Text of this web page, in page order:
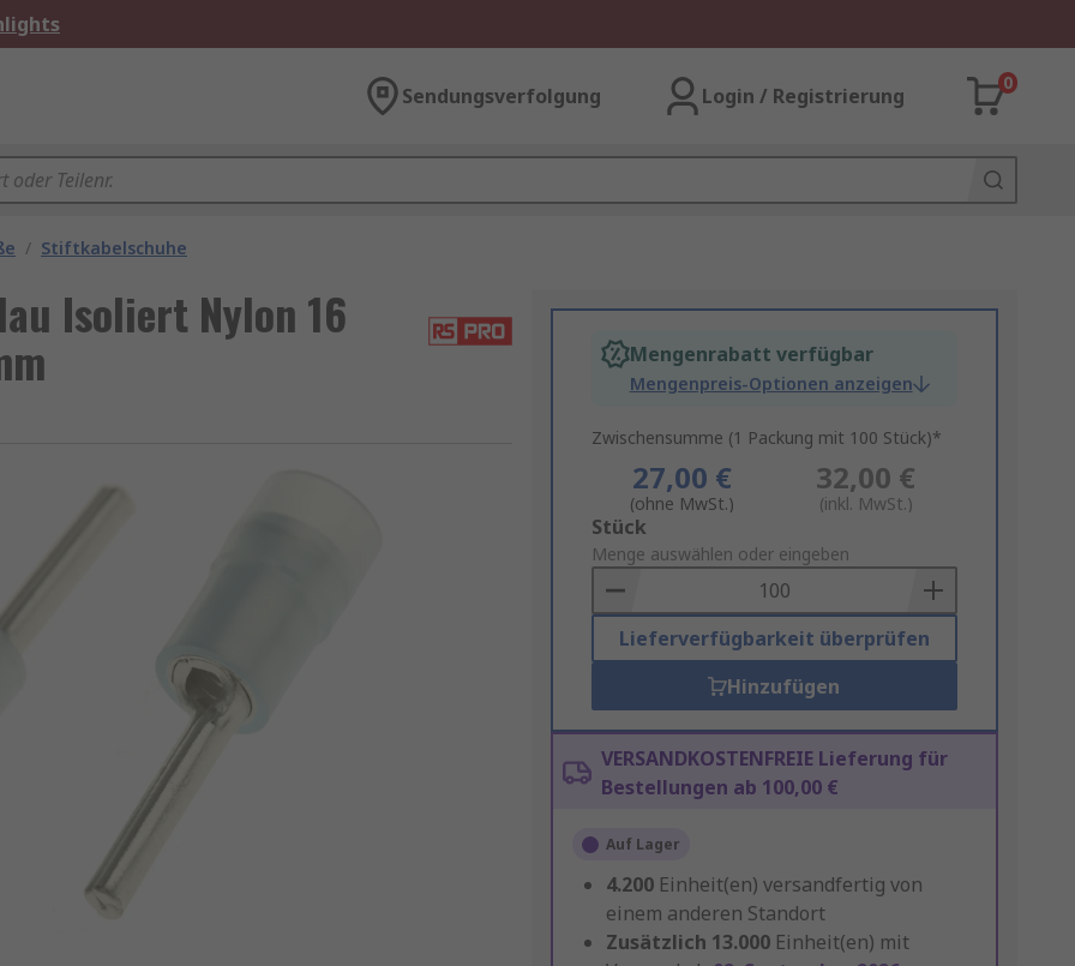
Sendungsverfolgung Login / Registrierung
0
/ Stiftkabelschuhe
Isoliert Nylon 16
Mengenrabatt verfügbar
Mengenpreis-Optionen anzeigen
Zwischensumme (1 Packung mit 100 Stück)*
27,00 €
(ohne MwSt.)
32,00 €
(inkl. MwSt.)
Add
to
Basket
Stück
Menge auswählen oder eingeben
Lieferverfügbarkeit überprüfen
Hinzufügen
VERSANDKOSTENFREIE Lieferung für
Bestellungen ab 100,00 €
Auf Lager
4.200 Einheit(en) versandfertig von
einem anderen Standort
Zusätzlich 13.000 Einheit(en) mit